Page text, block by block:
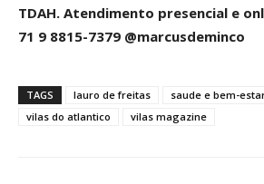
TDAH. Atendimento presencial e
71 9 8815-7379 @marcusdeminco
TAGS lauro de freitas saude e bem-
vilas do atlantico
vilas magazine